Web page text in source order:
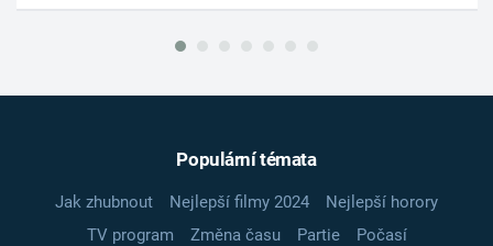
Populární témata
Jak zhubnout Nejlepší filmy 2024
Nejlepší horory
TV program
Změna času Partie
Počasí